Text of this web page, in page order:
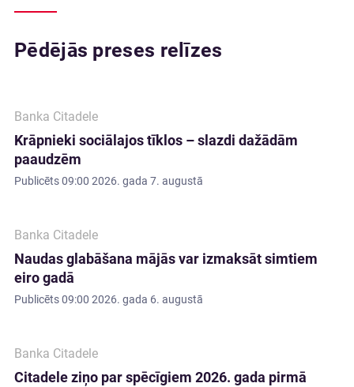
Pēdējās preses relīzes
Banka Citadele
Krāpnieki sociālajos tīklos – slazdi dažādām
paaudzēm
Publicēts09:00 2026. gada 7. augustā
Banka Citadele
Naudas glabāšana mājās var izmaksāt simtiem
eiro gadā
Publicēts09:00 2026. gada 6. augustā
Banka Citadele
Citadele ziņo par spēcīgiem 2026. gada pirmā